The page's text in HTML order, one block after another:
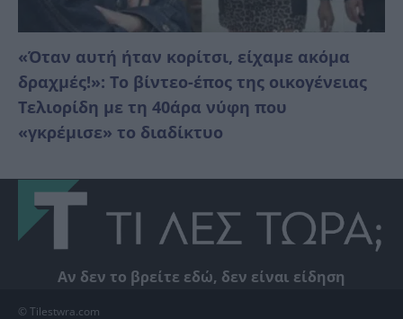
«Όταν αυτή ήταν κορίτσι, είχαμε ακόμα
δραχμές!»: Το βίντεο-έπος της οικογένειας
Τελιορίδη με τη 40άρα νύφη που
«γκρέμισε» το διαδίκτυο
Αν δεν το βρείτε εδώ, δεν είναι είδηση
© Tilestwra.com